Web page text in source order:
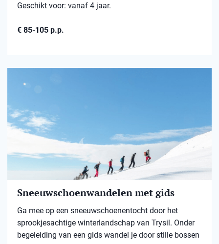
Geschikt voor: vanaf 4 jaar.
€ 85-105 p.p.
Sneeuwschoenwandelen met gids
Ga mee op een sneeuwschoenentocht door het
sprookjesachtige winterlandschap van Trysil. Onder
begeleiding van een gids wandel je door stille bossen